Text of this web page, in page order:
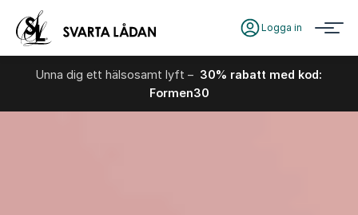
Logga in
Unna dig ett hälsosamt lyft – 30% rabatt med kod:
Formen30